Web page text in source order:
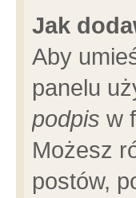
Jak
Aby
panelu
podpis w
Możesz
postów,